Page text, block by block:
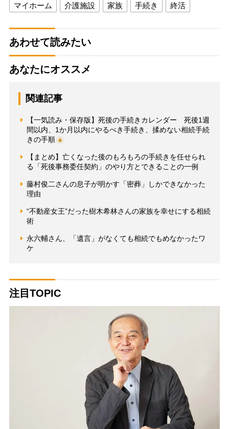
マイホーム 介護施設 家族 手続き 終活
あわせて読みたい
あなたにオススメ
関連記事
【一気読み・保存版】死後の手続きカレンダー 死後1週
間以内、1か月以内にやるべき手続き、揉めない相続手続
きの手順
【まとめ】亡くなった後のもろもろの手続きを任せられ
る「死後事務委任契約」のやり方とできることの一例
藤村俊二さんの息子が明かす「密葬」しかできなかった
理由
“不動産女王”だった樹木希林さんの家族を幸せにする相続
術
永六輔さん、「遺言」がなくても相続でもめなかったワ
ケ
注目TOPIC